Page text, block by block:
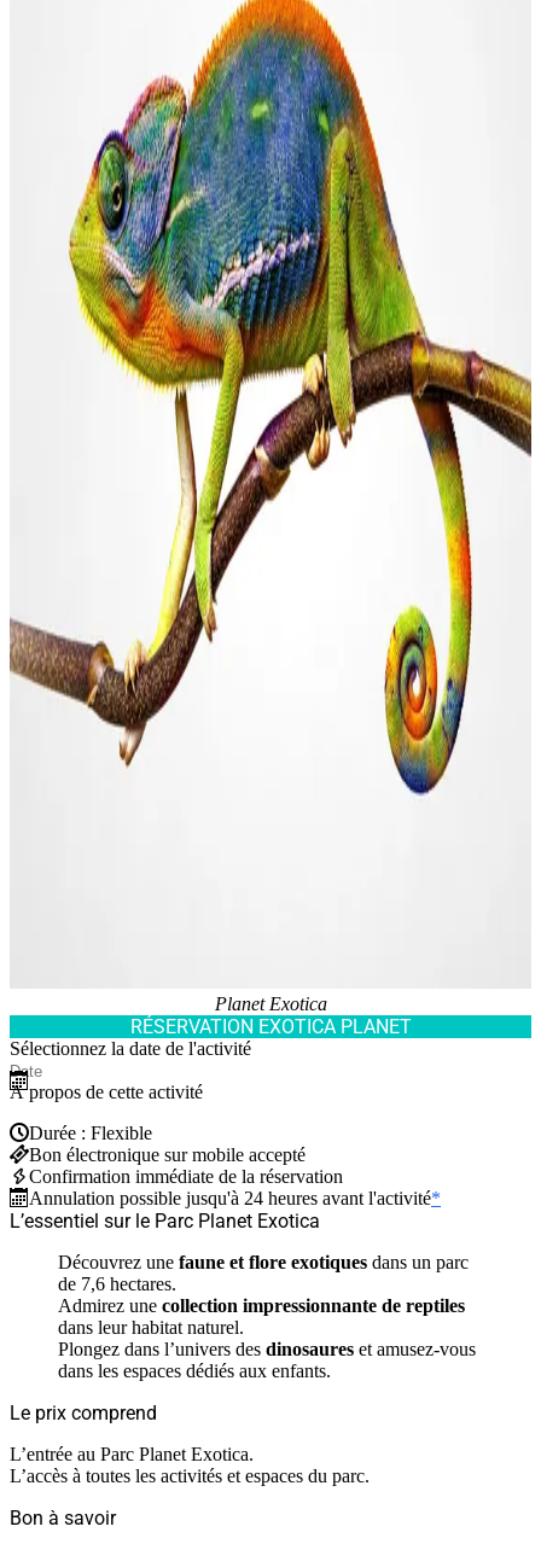
Planet Exotica
RÉSERVATION EXOTICA PLANET
Sélectionnez la date de l'activité
À propos de cette activité
Durée : Flexible
Bon électronique sur mobile accepté
Confirmation immédiate de la réservation
Annulation possible jusqu'à 24 heures avant l'activité*
L’essentiel sur le Parc Planet Exotica
Découvrez une faune et flore exotiques dans un parc
de 7,6 hectares.
Admirez une collection impressionnante de reptiles
dans leur habitat naturel.
Plongez dans l’univers des dinosaures et amusez-vous
dans les espaces dédiés aux enfants.
Le prix comprend
L’entrée au Parc Planet Exotica.
L’accès à toutes les activités et espaces du parc.
Bon à savoir